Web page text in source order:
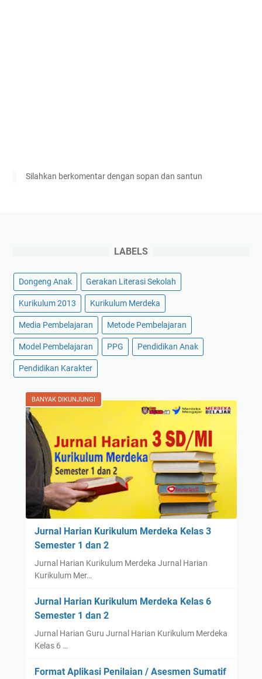
Silahkan berkomentar dengan sopan dan santun
LABELS
Dongeng Anak Gerakan Literasi Sekolah
Kurikulum 2013 Kurikulum Merdeka
Media Pembelajaran Metode Pembelajaran
Model Pembelajaran PPG Pendidikan Anak
Pendidikan Karakter
BANYAK DIKUNJUNGI
Jurnal Harian Kurikulum Merdeka Kelas 3
Semester 1 dan 2
Jurnal Harian Kurikulum Merdeka Jurnal Harian
Kurikulum Mer…
Jurnal Harian Kurikulum Merdeka Kelas 6
Semester 1 dan 2
Jurnal Harian Guru Jurnal Harian Kurikulum Merdeka
Kelas 6 …
Format Aplikasi Penilaian / Asesmen Sumatif